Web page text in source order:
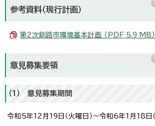
参考資料（現行計画）
第2次釧路市環境基本計画 （PDF 5.9 MB）
意見募集要領
（1） 意見募集期間
令和5年12月19日（火曜日）～令和6年1月18日（